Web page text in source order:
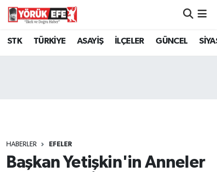
STK TÜRKİYE ASAYİŞ İLÇELER GÜNCEL
HABERLER EFELER
Başkan Yetişkin'in Anneler
Aydın Nöbetçi Eczaneler
Tüm Manşetler